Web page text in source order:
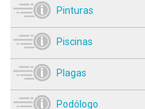
Pinturas
Piscinas
Plagas
Podólogo